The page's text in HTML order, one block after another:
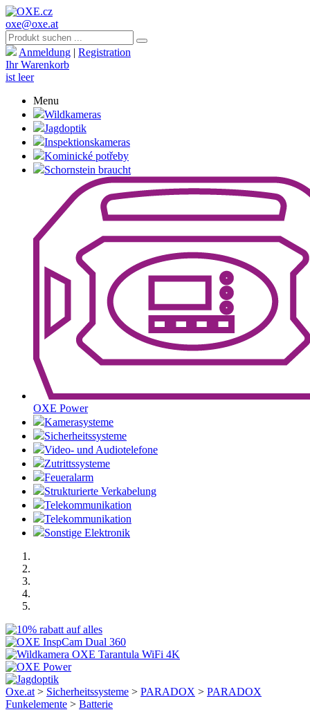
oxe@oxe.at
Anmeldung | Registration
Ihr Warenkorb
ist leer
Menu
Wildkameras
Jagdoptik
Inspektionskameras
Kominické potřeby
Schornstein braucht
OXE Power
Kamerasysteme
Sicherheitssysteme
Video- und Audiotelefone
Zutrittssysteme
Feueralarm
Strukturierte Verkabelung
Telekommunikation
Telekommunikation
Sonstige Elektronik
Oxe.at > Sicherheitssysteme > PARADOX > PARADOX
Funkelemente > Batterie